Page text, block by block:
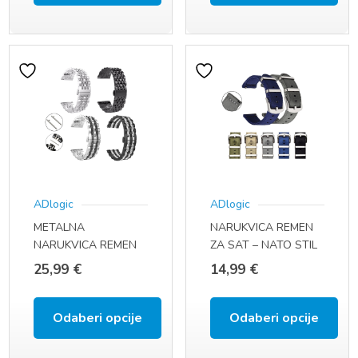
proizvod
ima
varijanti.
Opcije
mogu
odabrati
na
proizvoda
proizvod
ima
više
varijanti.
Opcije
mogu
odabrati
na
proizvoda
ADlogic
METALNA
NARUKVICA REMEN
ZA SAT (22 MM,
QUICK FIT)
25,99 €
Odaberi opcije
ADlogic
NARUKVICA REMEN
ZA SAT – NATO STIL
(22 MM, QUICK FIT)
14,99 €
Odaberi opcije